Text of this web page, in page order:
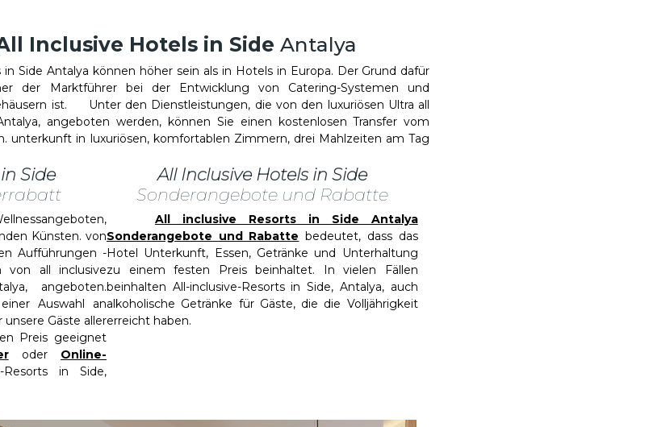
Inclusive Hotels in Side Antalya
Side Antalya können höher sein als in Hotels in Europa. Der Grund dafür
der Marktführer bei der Entwicklung von Catering-Systemen und
ist. Unter den Dienstleistungen, die von den luxuriösen Ultra all
angeboten werden, können Sie einen kostenlosen Transfer vom
unterkunft in luxuriösen, komfortablen Zimmern, drei Mahlzeiten am Tag
Side
Künsten. von
Aufführungen -
von all inclusive
angeboten.
Auswahl an
Gäste aller
Preis geeignet
oder Online-
in Side,
All Inclusive Hotels in Side
Sonderangebote und Rabatte
All inclusive Resorts in Side Antalya
Sonderangebote und Rabatte bedeutet, dass das
Hotel Unterkunft, Essen, Getränke und Unterhaltung
zu einem festen Preis beinhaltet. In vielen Fällen
beinhalten All-inclusive-Resorts in Side, Antalya, auch
alkoholische Getränke für Gäste, die die Volljährigkeit
erreicht haben.